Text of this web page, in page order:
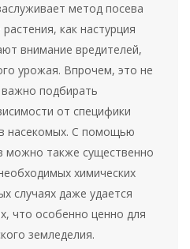
метод посева
как настурция
внимание вредителей,
урожая. Впрочем, это не
подбирать
от специфики
насекомых. С помощью
можно также существенно
химических
случаях даже удается
что особенно ценно для
земледелия.